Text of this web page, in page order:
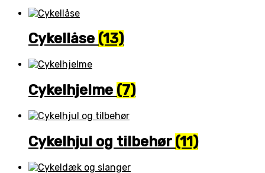
Cykellåse (13)
Cykelhjelme (7)
Cykelhjul og tilbehør (11)